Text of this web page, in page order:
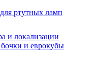
ртутных ламп
и локализации
и еврокубы